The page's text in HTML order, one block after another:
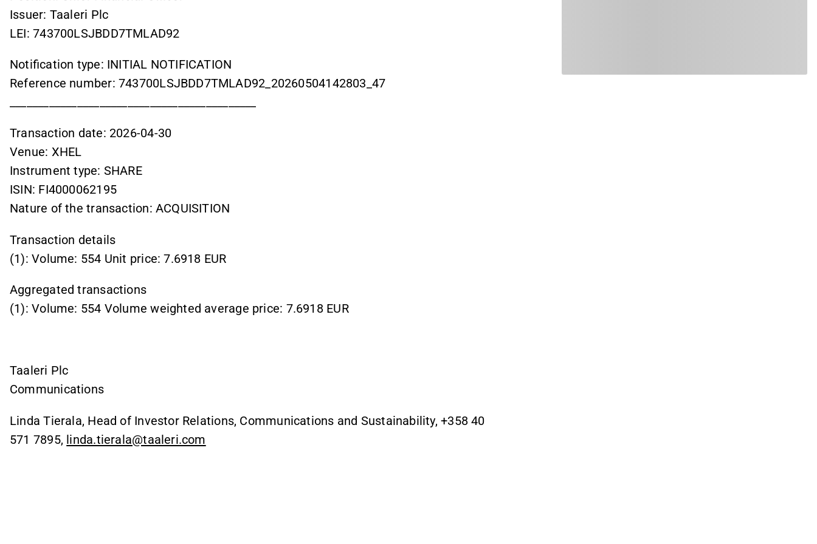
Issuer: Taaleri Plc
LEI: 743700LSJBDD7TMLAD92
Notification type: INITIAL NOTIFICATION
Reference number: 743700LSJBDD7TMLAD92_20260504142803_47
Transaction date: 2026-04-30
Venue: XHEL
Instrument type: SHARE
ISIN: FI4000062195
Nature of the transaction: ACQUISITION
Transaction details
(1): Volume: 554 Unit price: 7.6918 EUR
Aggregated transactions
(1): Volume: 554 Volume weighted average price: 7.6918 EUR
Taaleri Plc
Communications
Linda Tierala, Head of Investor Relations, Communications and Sustainability, +358 40
571 7895, linda.tierala@taaleri.com